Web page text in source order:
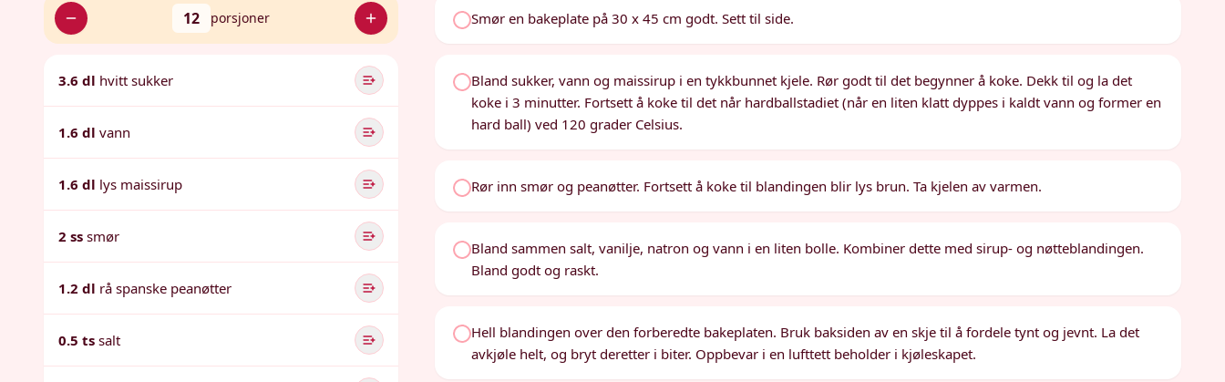
12 porsjoner
3.6 dl hvitt sukker
1.6 dl vann
1.6 dl lys maissirup
2 ss smør
1.2 dl rå spanske peanøtter
0.5 ts salt
Smør en bakeplate på 30 x 45 cm godt. Sett til side.
Bland sukker, vann og maissirup i en tykkbunnet kjele. Rør godt til det begynner å koke. Dekk til og la det
koke i 3 minutter. Fortsett å koke til det når hardballstadiet (når en liten klatt dyppes i kaldt vann og former en
hard ball) ved 120 grader Celsius.
Rør inn smør og peanøtter. Fortsett å koke til blandingen blir lys brun. Ta kjelen av varmen.
Bland sammen salt, vanilje, natron og vann i en liten bolle. Kombiner dette med sirup- og nøtteblandingen.
Bland godt og raskt.
Hell blandingen over den forberedte bakeplaten. Bruk baksiden av en skje til å fordele tynt og jevnt. La det
avkjøle helt, og bryt deretter i biter. Oppbevar i en lufttett beholder i kjøleskapet.